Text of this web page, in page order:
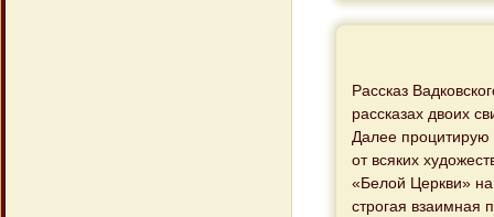
Рассказ
рассказах двоих
Далее процитирую
от всяких
«Белой Церкви» на
строгая взаимная